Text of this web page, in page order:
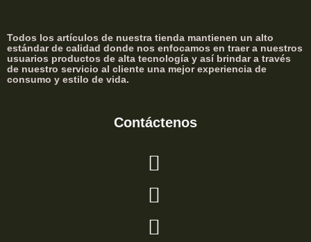
Todos los artículos de nuestra tienda mantienen un alto
estándar de calidad donde nos enfocamos en traer a nuestros
usuarios productos de alta tecnología y así brindar a través
de nuestro servicio al cliente una mejor experiencia de
consumo y estilo de vida.
Contáctenos